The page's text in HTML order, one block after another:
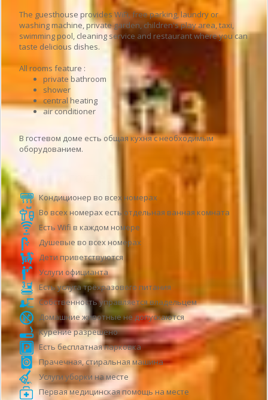
The guesthouse provides WiFi, free parking, laundry or
washing machine, private garden, children's play area, taxi,
swimming pool, cleaning service and restaurant where you can
taste delicious dishes.
All rooms feature :
private bathroom
shower
central heating
air conditioner
В гостевом доме есть общая кухня с необходимым
оборудованием.
Услуги гостевого дома
Кондиционер во всех номерах
Во всех номерах есть отдельная ванная комната
Есть Wifi в каждом номере
Душевые во всех номерах
Дети приветствуются
Услуги официанта
Есть услуга трёхразового питания
Собственность управляется владельцем
Домашние животные не допускаются
Курение разрешено
Есть бесплатная парковка
Прачечная, стиральная машина
Услуги уборки на месте
Первая медицинская помощь на месте